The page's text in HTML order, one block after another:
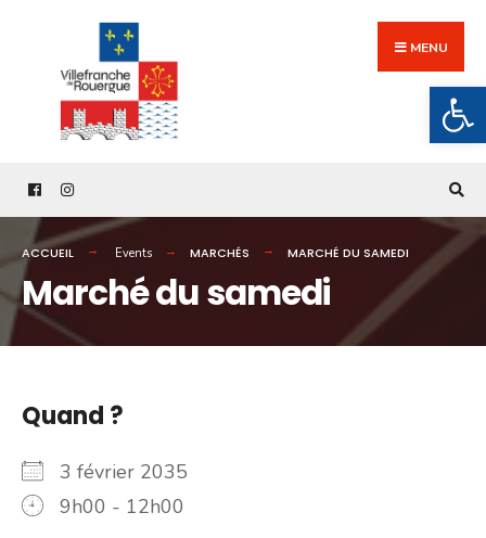
content
MENU
ACCUEIL Events MARCHÉS MARCHÉ DU SAMEDI
Marché du samedi
Quand ?
3 février 2035
9h00 - 12h00